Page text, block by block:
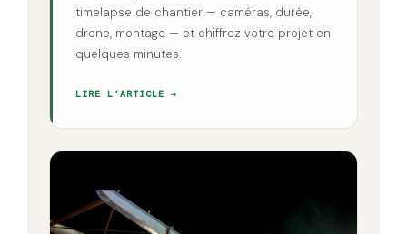
timelapse de chantier — caméras, durée,
drone, montage — et chiffrez votre projet en
quelques minutes.
LIRE L’ARTICLE →